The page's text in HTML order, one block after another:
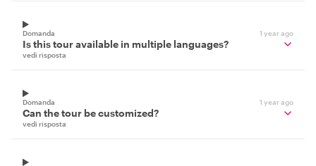
Domanda 1 year ago
Is this tour available in multiple languages?
vedi risposta
Domanda 1 year ago
Can the tour be customized?
vedi risposta